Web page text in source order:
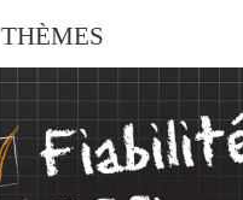
THÈMES